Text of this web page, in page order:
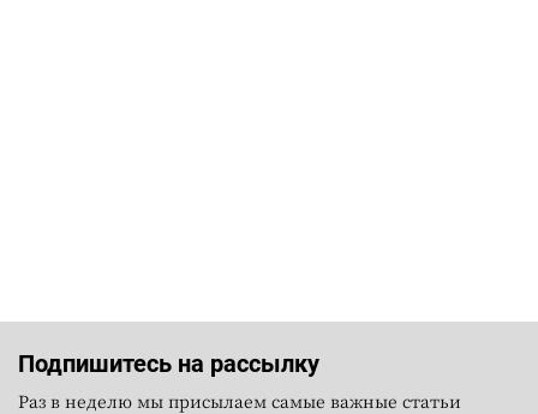
Подпишитесь на рассылку
Раз в неделю мы присылаем самые важные статьи